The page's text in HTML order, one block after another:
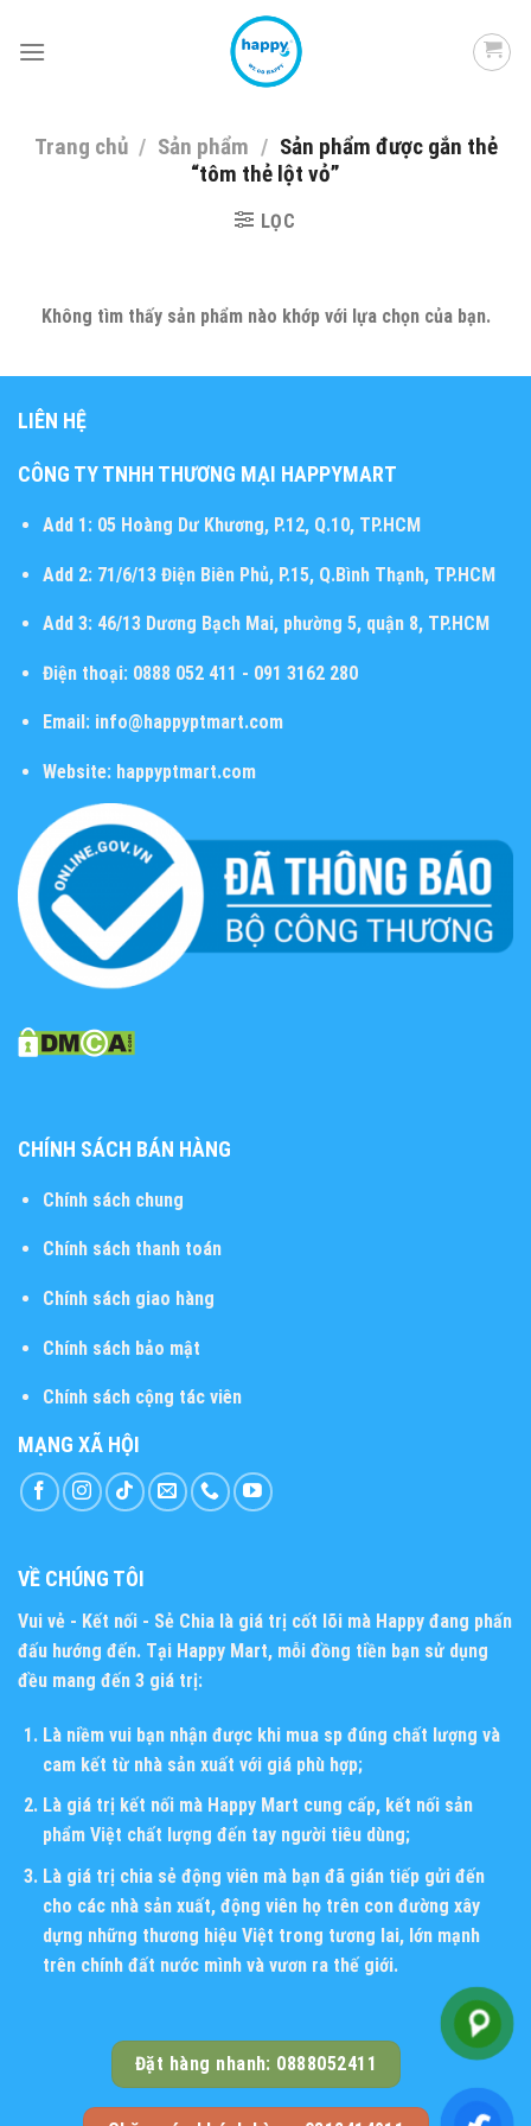
Trang chủ / Sản phẩm / Sản phẩm được gắn thẻ
“tôm thẻ lột vỏ”
LỌC
Không tìm thấy sản phẩm nào khớp với lựa chọn của bạn.
LIÊN HỆ
CÔNG TY TNHH THƯƠNG MẠI HAPPYMART
Add 1:05 Hoàng Dư Khương, P.12, Q.10, TP.HCM
Add 2:71/6/13 Điện Biên Phủ, P.15, Q.Bình Thạnh, TP.HCM
Add 3:46/13 Dương Bạch Mai, phường 5, quận 8, TP.HCM
Điện thoại:0888 052 411 - 091 3162 280
Email:info@happyptmart.com
Website: happyptmart.com
CHÍNH SÁCH BÁN HÀNG
Chính sách chung
Chính sách thanh toán
Chính sách giao hàng
Chính sách bảo mật
Chính sách cộng tác viên
MẠNG XÃ HỘI
VỀ CHÚNG TÔI
Vui vẻ - Kết nối - Sẻ Chia là giá trị cốt lõi mà Happy đang phấn
đấu hướng đến. Tại Happy Mart, mỗi đồng tiền bạn sử dụng
đều mang đến 3 giá trị:
Là niềm vui bạn nhận được khi mua sp đúng chất lượng và
cam kết từ nhà sản xuất với giá phù hợp;
Là giá trị kết nối mà Happy Mart cung cấp, kết nối sản
phẩm Việt chất lượng đến tay người tiêu dùng;
Là giá trị chia sẻ động viên mà bạn đã gián tiếp gửi đến
cho các nhà sản xuất, động viên họ trên con đường xây
dựng những thương hiệu Việt trong tương lai, lớn mạnh
trên chính đất nước mình và vươn ra thế giới.
Đặt hàng nhanh: 0888052411